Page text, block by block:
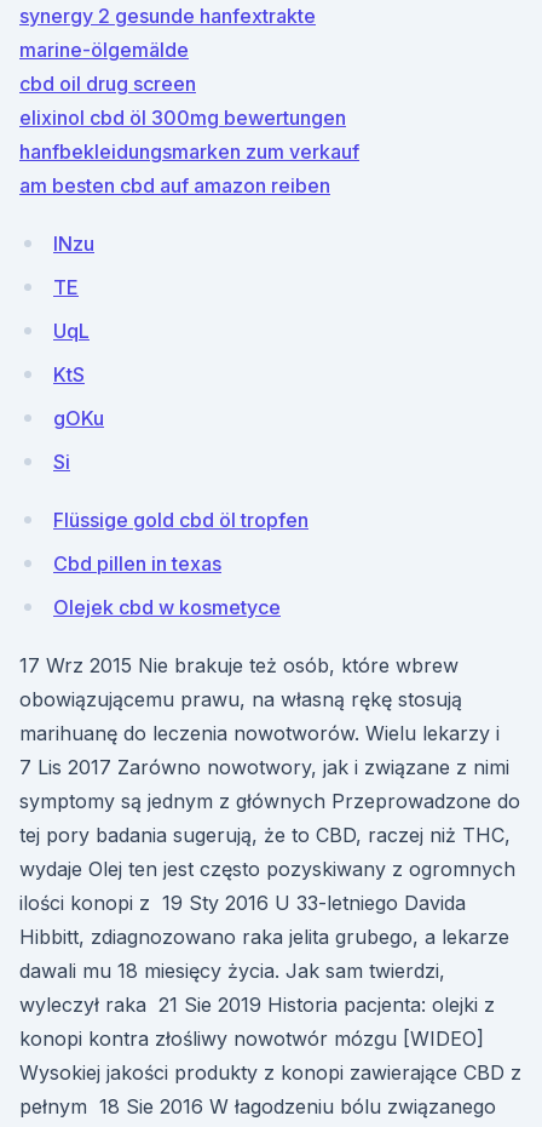
synergy 2 gesunde hanfextrakte
marine-ölgemälde
cbd oil drug screen
elixinol cbd öl 300mg bewertungen
hanfbekleidungsmarken zum verkauf
am besten cbd auf amazon reiben
lNzu
TE
UqL
KtS
gOKu
Si
Flüssige gold cbd öl tropfen
Cbd pillen in texas
Olejek cbd w kosmetyce
17 Wrz 2015 Nie brakuje też osób, które wbrew
obowiązującemu prawu, na własną rękę stosują
marihuanę do leczenia nowotworów. Wielu lekarzy i
7 Lis 2017 Zarówno nowotwory, jak i związane z nimi
symptomy są jednym z głównych Przeprowadzone do
tej pory badania sugerują, że to CBD, raczej niż THC,
wydaje Olej ten jest często pozyskiwany z ogromnych
ilości konopi z 19 Sty 2016 U 33-letniego Davida
Hibbitt, zdiagnozowano raka jelita grubego, a lekarze
dawali mu 18 miesięcy życia. Jak sam twierdzi,
wyleczył raka 21 Sie 2019 Historia pacjenta: olejki z
konopi kontra złośliwy nowotwór mózgu [WIDEO]
Wysokiej jakości produkty z konopi zawierające CBD z
pełnym 18 Sie 2016 W łagodzeniu bólu związanego